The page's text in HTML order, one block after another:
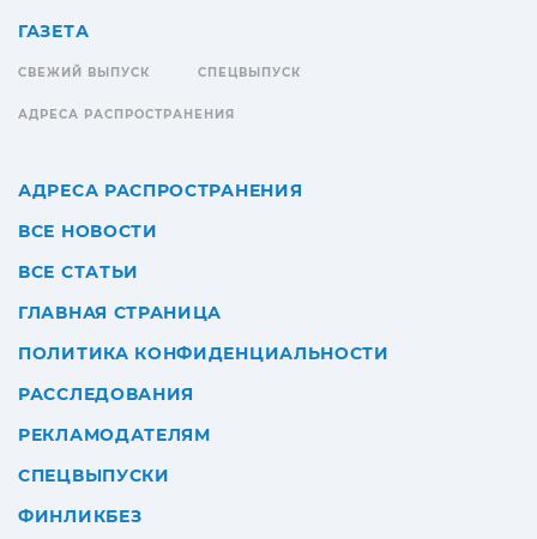
ГАЗЕТА
СВЕЖИЙ ВЫПУСК СПЕЦВЫПУСК
АДРЕСА РАСПРОСТРАНЕНИЯ
АДРЕСА РАСПРОСТРАНЕНИЯ
ВСЕ НОВОСТИ
ВСЕ СТАТЬИ
ГЛАВНАЯ СТРАНИЦА
ПОЛИТИКА КОНФИДЕНЦИАЛЬНОСТИ
РАССЛЕДОВАНИЯ
РЕКЛАМОДАТЕЛЯМ
СПЕЦВЫПУСКИ
ФИНЛИКБЕЗ